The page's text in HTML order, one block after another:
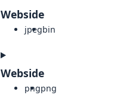
Webside
jpegbin
Webside
pngpng